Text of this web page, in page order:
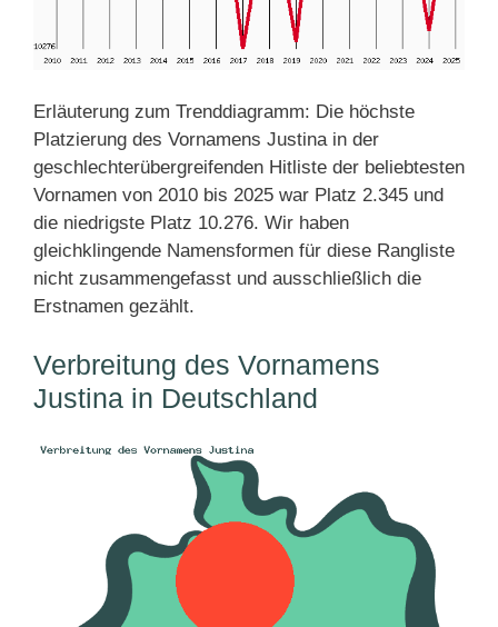
Erläuterung zum Trenddiagramm: Die höchste
Platzierung des Vornamens Justina in der
geschlechterübergreifenden Hitliste der beliebtesten
Vornamen von 2010 bis 2025 war Platz 2.345 und
die niedrigste Platz 10.276. Wir haben
gleichklingende Namensformen für diese Rangliste
nicht zusammengefasst und ausschließlich die
Erstnamen gezählt.
Verbreitung des Vornamens
Justina in Deutschland